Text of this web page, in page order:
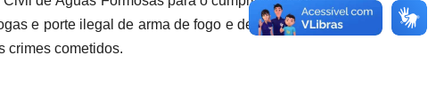
e porte ilegal de arma de fogo e de lá para o
crimes cometidos.